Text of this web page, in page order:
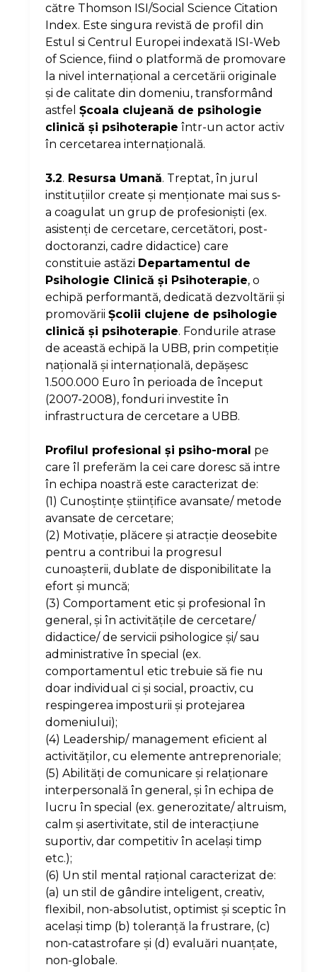
către Thomson ISI/Social Science Citation
Index. Este singura revistă de profil din
Estul si Centrul Europei indexată ISI-Web
of Science, fiind o platformă de promovare
la nivel internaţional a cercetării originale
şi de calitate din domeniu, transformând
astfel Şcoala clujeană de psihologie
clinică şi psihoterapie într-un actor activ
în cercetarea internaţională.
3.2. Resursa Umană. Treptat, în jurul
instituţiilor create şi menţionate mai sus s-
a coagulat un grup de profesionişti (ex.
asistenţi de cercetare, cercetători, post-
doctoranzi, cadre didactice) care
constituie astăzi Departamentul de
Psihologie Clinică şi Psihoterapie, o
echipă performantă, dedicată dezvoltării şi
promovării Şcolii clujene de psihologie
clinică şi psihoterapie. Fondurile atrase
de această echipă la UBB, prin competiţie
naţională şi internaţională, depăşesc
1.500.000 Euro în perioada de început
(2007-2008), fonduri investite în
infrastructura de cercetare a UBB.
Profilul profesional şi psiho-moral pe
care îl preferăm la cei care doresc să intre
în echipa noastră este caracterizat de:
(1) Cunoştinţe ştiinţifice avansate/ metode
avansate de cercetare;
(2) Motivaţie, plăcere şi atracţie deosebite
pentru a contribui la progresul
cunoaşterii, dublate de disponibilitate la
efort şi muncă;
(3) Comportament etic şi profesional în
general, şi în activităţile de cercetare/
didactice/ de servicii psihologice şi/ sau
administrative în special (ex.
comportamentul etic trebuie să fie nu
doar individual ci şi social, proactiv, cu
respingerea imposturii şi protejarea
domeniului);
(4) Leadership/ management eficient al
activităţilor, cu elemente antreprenoriale;
(5) Abilităţi de comunicare şi relaţionare
interpersonală în general, şi în echipa de
lucru în special (ex. generozitate/ altruism,
calm şi asertivitate, stil de interacţiune
suportiv, dar competitiv în acelaşi timp
etc.);
(6) Un stil mental raţional caracterizat de:
(a) un stil de gândire inteligent, creativ,
flexibil, non-absolutist, optimist şi sceptic în
acelaşi timp (b) toleranţă la frustrare, (c)
non-catastrofare şi (d) evaluări nuanţate,
non-globale.